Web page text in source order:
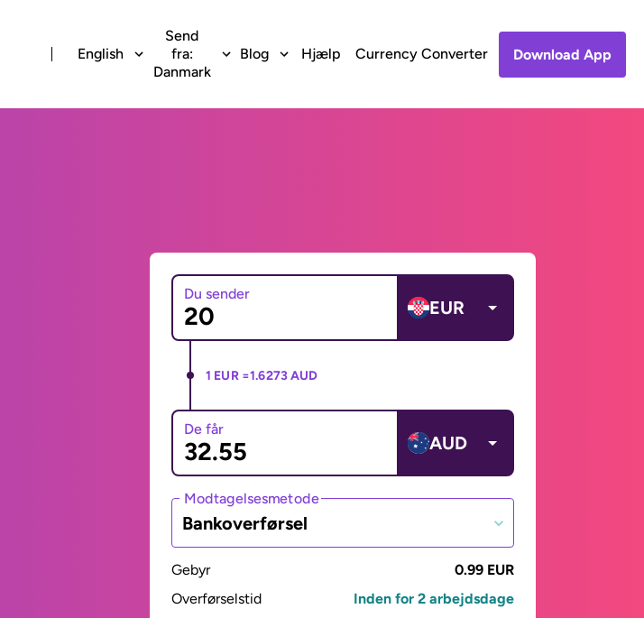
English
Send
fra:
Danmark
Blog Hjælp Currency Converter Download App
Du sender
EUR
1 EUR =1.6273 AUD
De får
AUD
Modtagelsesmetode
Bankoverførsel
Gebyr
0.99 EUR
Overførselstid
Inden for 2 arbejdsdage